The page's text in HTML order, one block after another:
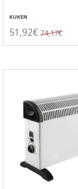
KUKEN
51,92€ 74,17€